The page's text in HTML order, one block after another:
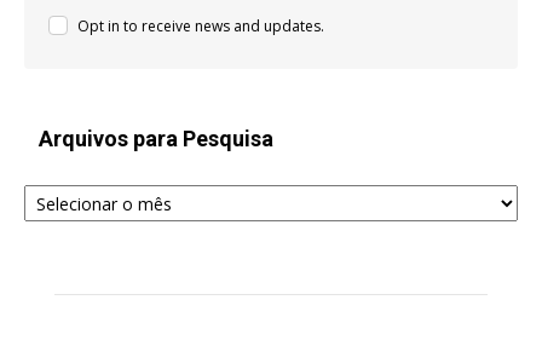
Opt in to receive news and updates.
Arquivos para Pesquisa
Arquivos
para